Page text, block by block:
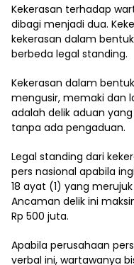
Kekerasan terhadap
dibagi menjadi dua.
kekerasan dalam
berbeda legal standing.
Kekerasan dalam
mengusir, memaki dan
adalah delik aduan
tanpa ada pengaduan.
Legal standing dari
pers nasional apabila
18 ayat (1) yang
Ancaman delik ini
Rp 500 juta.
Apabila perusahaan
verbal ini, wartawanya